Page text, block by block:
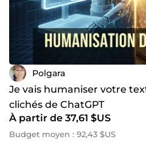
Polgara
Je vais humaniser votre
clichés de ChatGPT
À partir de 37,61 $US
Budget moyen : 92,43 $US